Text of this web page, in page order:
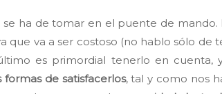
ha de tomar en el puente de
que va a ser costoso (no hablo sólo
es primordial tenerlo en cuenta,
formas de satisfacerlos, tal y como nos